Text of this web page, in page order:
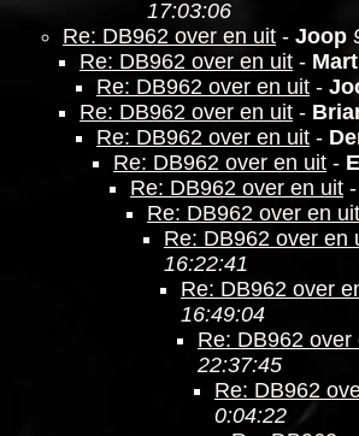
17:03:06
Re: DB962 over en uit - Joop
Re: DB962 over en uit -
Re: DB962 over en uit -
Re: DB962 over en uit -
Re: DB962 over en uit -
Re: DB962 over en uit -
Re: DB962 over en uit -
Re: DB962 over en uit
Re: DB962 over en
16:22:41
Re: DB962 over
16:49:04
Re: DB962 over
22:37:45
Re: DB962
0:04:22